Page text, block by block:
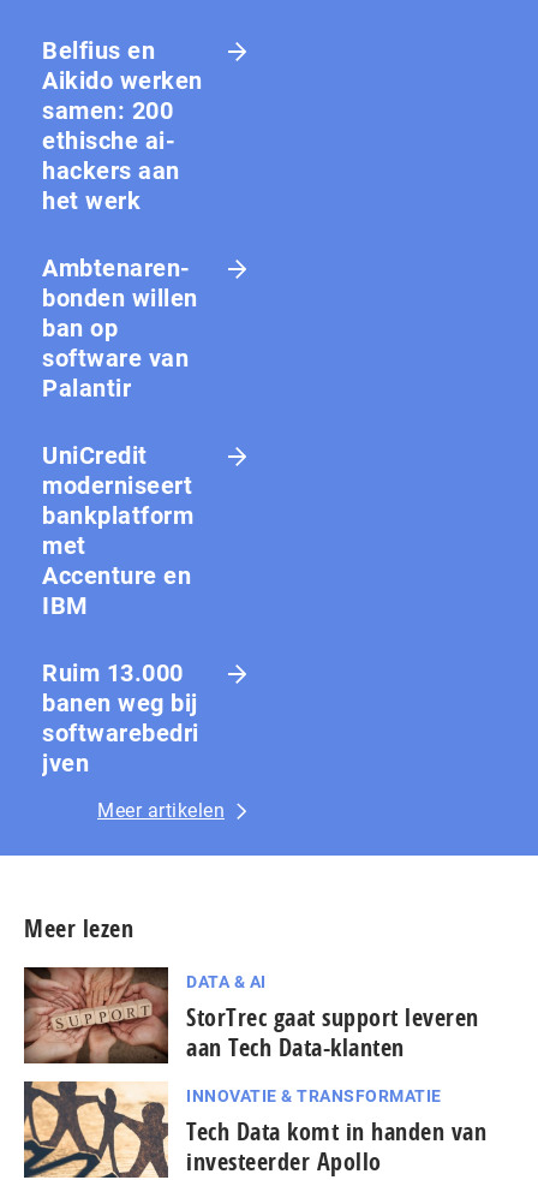
Belfius en
Aikido werken
samen: 200
ethische ai-
hackers aan
het werk
Amb­te­na­ren­
bon­den willen
ban op
software van
Palantir
UniCredit
moderniseert
bankplatform
met
Accenture en
IBM
Ruim 13.000
banen weg bij
softwarebedri
jven
Meer artikelen
Meer lezen
DATA & AI
StorTrec gaat support leveren
aan Tech Data-klanten
INNOVATIE & TRANSFORMATIE
Tech Data komt in handen van
investeerder Apollo